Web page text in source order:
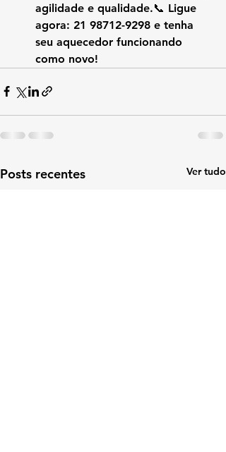
agilidade e qualidade.📞 Ligue
agora: 21 98712-9298 e tenha
seu aquecedor funcionando
como novo!
Posts recentes Ver tudo